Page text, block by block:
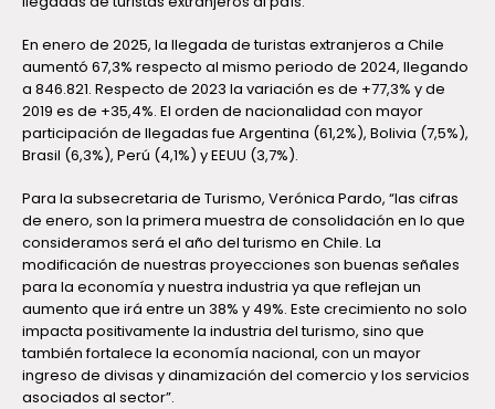
En enero de 2025, la llegada de turistas extranjeros a Chile
aumentó 67,3% respecto al mismo periodo de 2024, llegando
a 846.821. Respecto de 2023 la variación es de +77,3% y de
2019 es de +35,4%. El orden de nacionalidad con mayor
participación de llegadas fue Argentina (61,2%), Bolivia (7,5%),
Brasil (6,3%), Perú (4,1%) y EEUU (3,7%).
Para la subsecretaria de Turismo, Verónica Pardo, “las cifras
de enero, son la primera muestra de consolidación en lo que
consideramos será el año del turismo en Chile. La
modificación de nuestras proyecciones son buenas señales
para la economía y nuestra industria ya que reflejan un
aumento que irá entre un 38% y 49%. Este crecimiento no solo
impacta positivamente la industria del turismo, sino que
también fortalece la economía nacional, con un mayor
ingreso de divisas y dinamización del comercio y los servicios
asociados al sector”.